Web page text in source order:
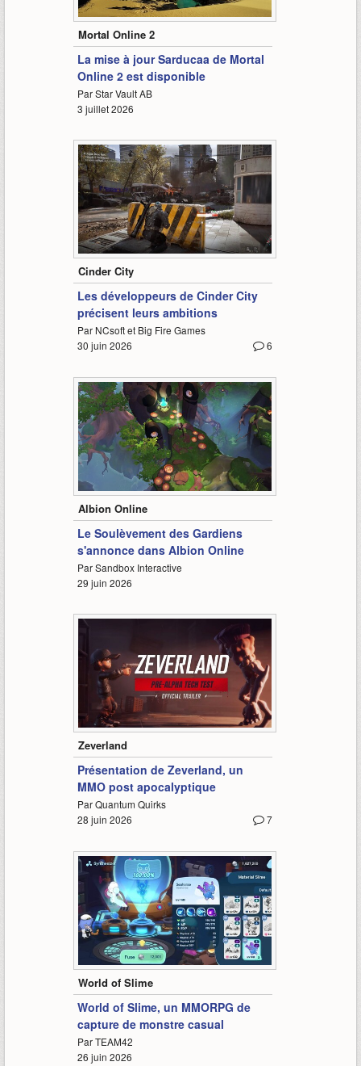
-
Mortal Online 2
La mise à jour Sarducaa de Mortal
Online 2 est disponible
Par Star Vault AB
3 juillet 2026
3:17
Cinder City
Les développeurs de Cinder City
précisent leurs ambitions
Par NCsoft et Big Fire Games
6
30 juin 2026
0:38
Albion Online
Le Soulèvement des Gardiens
s'annonce dans Albion Online
Par Sandbox Interactive
29 juin 2026
6:41
Zeverland
Présentation de Zeverland, un
MMO post apocalyptique
Par Quantum Quirks
7
28 juin 2026
0:40
World of Slime
World of Slime, un MMORPG de
capture de monstre casual
Par TEAM42
26 juin 2026